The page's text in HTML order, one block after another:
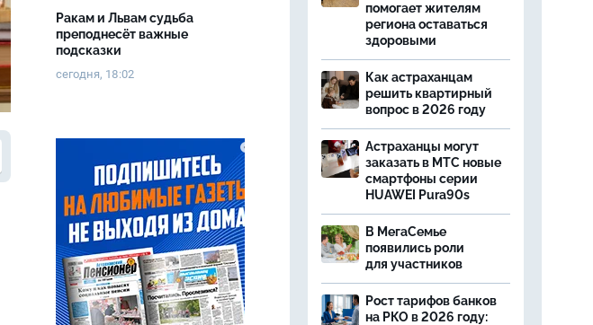
Ракам и Львам судьба
преподнесёт важные
подсказки
сегодня, 18:02
помогает жителям
региона оставаться
здоровыми
Как астраханцам
решить квартирный
вопрос в 2026 году
Астраханцы могут
заказать в МТС новые
смартфоны серии
HUAWEI Pura90s
В МегаСемье
появились роли
для участников
Рост тарифов банков
на РКО в 2026 году: